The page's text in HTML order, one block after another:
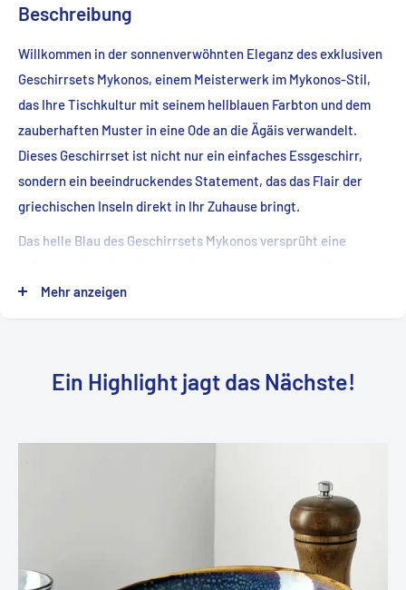
Beschreibung
Willkommen in der sonnenverwöhnten Eleganz des exklusiven
Geschirrsets Mykonos, einem Meisterwerk im Mykonos-Stil,
das Ihre Tischkultur mit seinem hellblauen Farbton und dem
zauberhaften Muster in eine Ode an die Ägäis verwandelt.
Dieses Geschirrset ist nicht nur ein einfaches Essgeschirr,
sondern ein beeindruckendes Statement, das das Flair der
griechischen Inseln direkt in Ihr Zuhause bringt.
Das helle Blau des Geschirrsets Mykonos versprüht eine
sowie den strahlend blauen Himmel der Ägäis. Das
bezaubernde Muster, inspiriert von den kulturellen Nuancen
sorgt für eine perfekte Kulisse für unvergessliche Mahlzeiten.
Zusätzlich zu diesem zauberhaften Geschirrset bieten wir
auch praktisches Zubehör für Ihre Saucenpräsentation an. Der
Mehr anzeigen
Ein Highlight jagt das Nächste!